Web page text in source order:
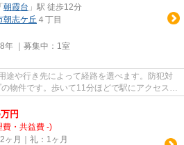
「 朝霞台 」駅 徒歩12分
朝志ケ丘 ４丁目
年 ｜募集中： 1室
途や行き先によって経路を選べます。防犯対
物件です。歩いて11分ほどで駅にアクセスで
万円
費・共益費 -)
ヶ月｜礼：1ヶ月